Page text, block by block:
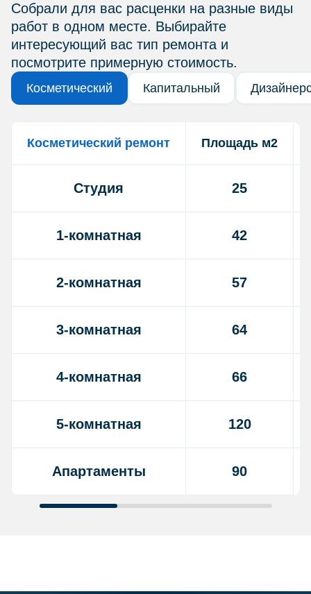
Собрали для вас расценки на разные виды
работ в одном месте. Выбирайте
интересующий вас тип ремонта и
посмотрите примерную стоимость.
Косметический Капитальный
Косметический ремонт Площадь м2
Студия 25
1-комнатная 42
2-комнатная 57
3-комнатная 64
4-комнатная 66
5-комнатная 120
Апартаменты 90